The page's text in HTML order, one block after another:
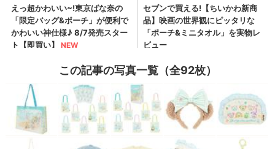
この記事の写真一覧（全92枚）